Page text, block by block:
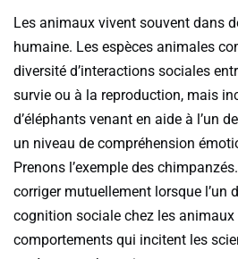
Les animaux vivent souvent dans
humaine. Les espèces animales
diversité d’interactions sociales
survie ou à la reproduction, mais
d’éléphants venant en aide à l’un
un niveau de compréhension
Prenons l’exemple des
corriger mutuellement lorsque l’un
cognition sociale chez les animaux
comportements qui incitent les